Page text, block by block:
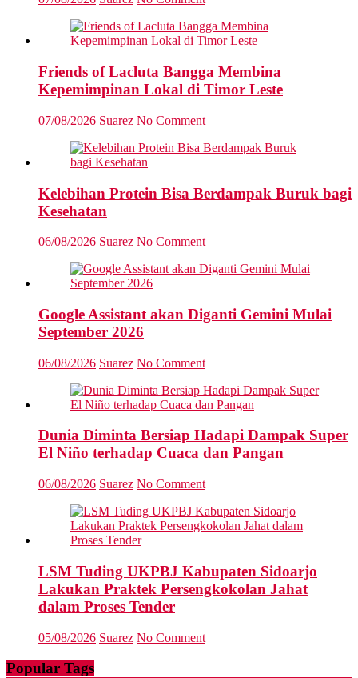
Friends of Lacluta Bangga Membina
Kepemimpinan Lokal di Timor Leste
07/08/2026 Suarez No Comment
Kelebihan Protein Bisa Berdampak Buruk bagi
Kesehatan
06/08/2026 Suarez No Comment
Google Assistant akan Diganti Gemini Mulai
September 2026
06/08/2026 Suarez No Comment
Dunia Diminta Bersiap Hadapi Dampak Super
El Niño terhadap Cuaca dan Pangan
06/08/2026 Suarez No Comment
LSM Tuding UKPBJ Kabupaten Sidoarjo
Lakukan Praktek Persengkokolan Jahat
dalam Proses Tender
05/08/2026 Suarez No Comment
Popular Tags